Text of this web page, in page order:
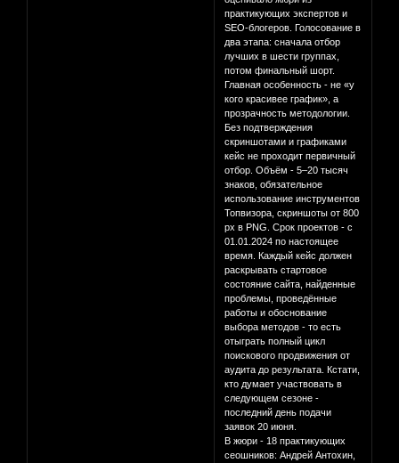
практикующих экспертов и
SEO-блогеров. Голосование в
два этапа: сначала отбор
лучших в шести группах,
потом финальный шорт.
Главная особенность - не «у
кого красивее график», а
прозрачность методологии.
Без подтверждения
скриншотами и графиками
кейс не проходит первичный
отбор. Объём - 5–20 тысяч
знаков, обязательное
использование инструментов
Топвизора, скриншоты от 800
px в PNG. Срок проектов - с
01.01.2024 по настоящее
время. Каждый кейс должен
раскрывать стартовое
состояние сайта, найденные
проблемы, проведённые
работы и обоснование
выбора методов - то есть
отыграть полный цикл
поискового продвижения от
аудита до результата. Кстати,
кто думает участвовать в
следующем сезоне -
последний день подачи
заявок 20 июня.
В жюри - 18 практикующих
сеошников: Андрей Антохин,